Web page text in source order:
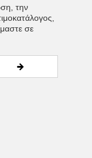
την
σε